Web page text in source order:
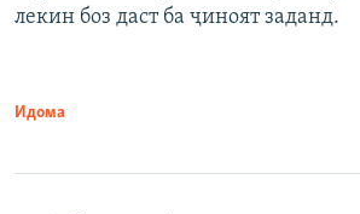
лекин боз даст ба ҷиноят заданд.
Идома